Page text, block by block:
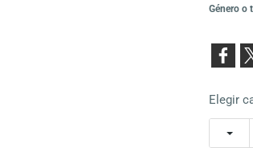
Género o
Elegir